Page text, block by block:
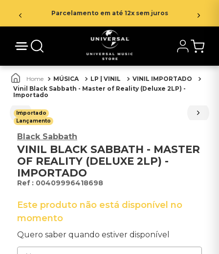
Parcelamento em até 12x sem juros
MÚSICA LP | VINIL
VINIL IMPORTADO
Vinil Black Sabbath - Master of Reality (Deluxe 2LP) -
Importado
Importado
Lançamento
Black Sabbath
VINIL BLACK SABBATH - MASTER
OF REALITY (DELUXE 2LP) -
IMPORTADO
: 00409996418698
Este produto não está disponível no
momento
Quero saber quando estiver disponível